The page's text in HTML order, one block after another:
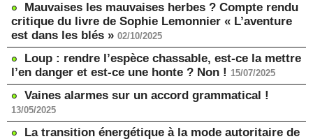
Mauvaises les mauvaises herbes ? Compte rendu
critique du livre de Sophie Lemonnier « L’aventure
est dans les blés » 02/10/2025
Loup : rendre l’espèce chassable, est-ce la mettre
l’en danger et est-ce une honte ? Non ! 15/07/2025
Vaines alarmes sur un accord grammatical !
13/05/2025
La transition énergétique à la mode autoritaire de